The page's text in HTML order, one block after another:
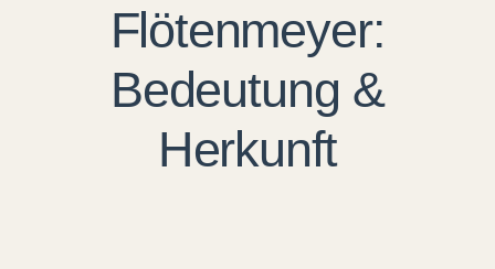
Flötenmeyer:
Bedeutung &
Herkunft